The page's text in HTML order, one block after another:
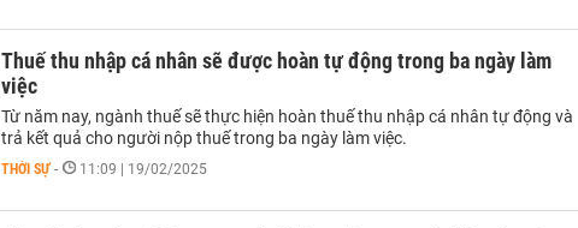
Thuế thu nhập cá nhân sẽ được hoàn tự động trong ba ngày làm
việc
Từ năm nay, ngành thuế sẽ thực hiện hoàn thuế thu nhập cá nhân tự động và
trả kết quả cho người nộp thuế trong ba ngày làm việc.
THỜI SỰ - 11:09 | 19/02/2025